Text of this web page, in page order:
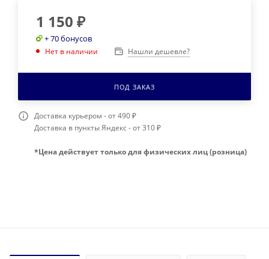
1 150 ₽
+ 70 бонусов
Нет в наличии Нашли дешевле?
ПОД ЗАКАЗ
Доставка курьером - от 490 ₽
Доставка в пункты Яндекс - от 310 ₽
*Цена действует только для физических лиц (розница)